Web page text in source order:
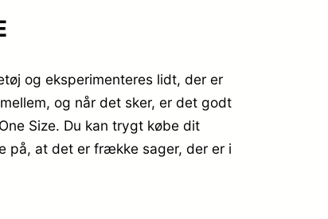
og eksperimenteres lidt, der er
og når det sker, er det godt
Size. Du kan trygt købe dit
på, at det er frække sager, der er i